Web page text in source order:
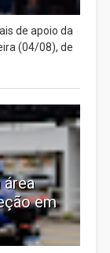
de apoio da
(04/08), de
em